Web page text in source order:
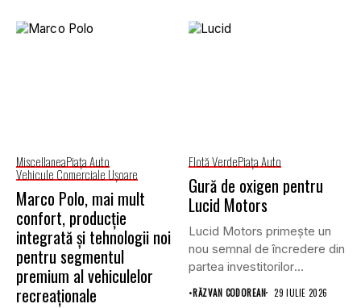
MiscellaneaPiaţa Auto
Vehicule Comerciale Uşoare
Marco Polo, mai mult
confort, producție
integrată și tehnologii noi
pentru segmentul
premium al vehiculelor
recreaționale
Flotă VerdePiaţa Auto
Gură de oxigen pentru
Lucid Motors
Lucid Motors primește un
nou semnal de încredere din
partea investitorilor
saudiți,...
•RĂZVAN CODOREAN 29 IULIE 2026